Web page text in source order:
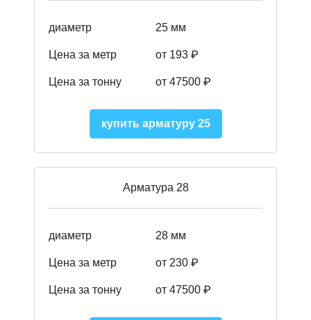
диаметр 25 мм
Цена за метр от 193 ₽
Цена за тонну от 47500 ₽
купить арматуру 25
Арматура 28
диаметр 28 мм
Цена за метр от 230 ₽
Цена за тонну от 47500 ₽